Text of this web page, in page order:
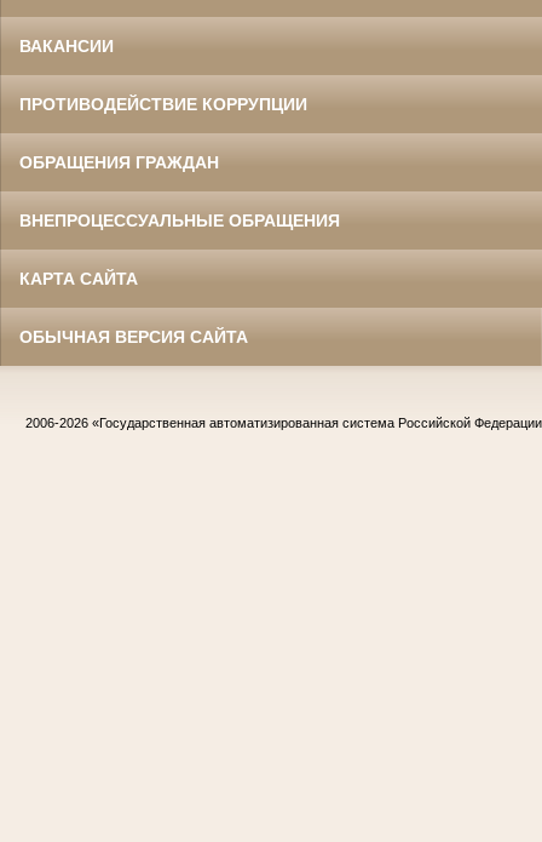
ВАКАНСИИ
ПРОТИВОДЕЙСТВИЕ КОРРУПЦИИ
ОБРАЩЕНИЯ ГРАЖДАН
ВНЕПРОЦЕССУАЛЬНЫЕ ОБРАЩЕНИЯ
КАРТА САЙТА
ОБЫЧНАЯ ВЕРСИЯ САЙТА
2006-2026 «Государственная автоматизированная система Российской